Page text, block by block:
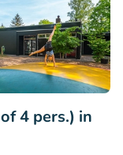
4 pers.) in